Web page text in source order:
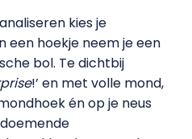
kies je
een hoekje neem je een
bol. Te dichtbij
!’ en met volle mond,
én op je neus